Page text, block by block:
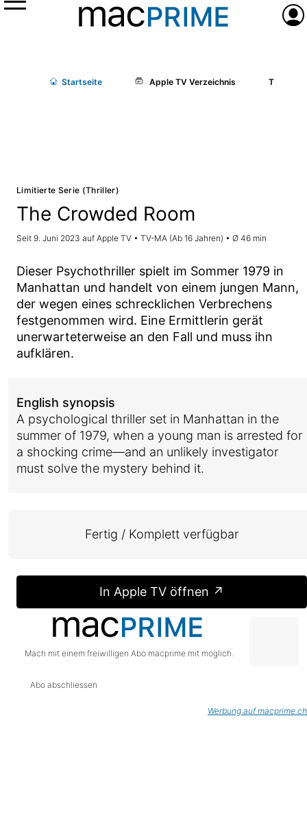
Menü
Startseite Apple TV Verzeichnis The
Limitierte Serie (Thriller)
The Crowded Room
Seit 9. Juni 2023 auf Apple TV • TV-MA (Ab 16 Jahren) • Ø 46 min
Dieser Psychothriller spielt im Sommer 1979 in
Manhattan und handelt von einem jungen Mann,
der wegen eines schrecklichen Verbrechens
festgenommen wird. Eine Ermittlerin gerät
unerwarteterweise an den Fall und muss ihn
aufklären.
English synopsis
A psychological thriller set in Manhattan in the
summer of 1979, when a young man is arrested for
a shocking crime—and an unlikely investigator
must solve the mystery behind it.
Fertig / Komplett verfügbar
In Apple TV öffnen ↗
Mach mit einem freiwilligen Abo macprime mit möglich.
Abo abschliessen
Werbung auf macprime.ch